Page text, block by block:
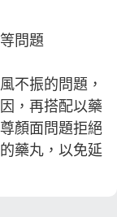
問題
不振的問題，
，再搭配以藥
顏面問題拒絕
藥丸，以免延